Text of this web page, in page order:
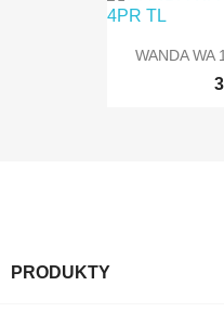
WANDA WA
PRODUKTY